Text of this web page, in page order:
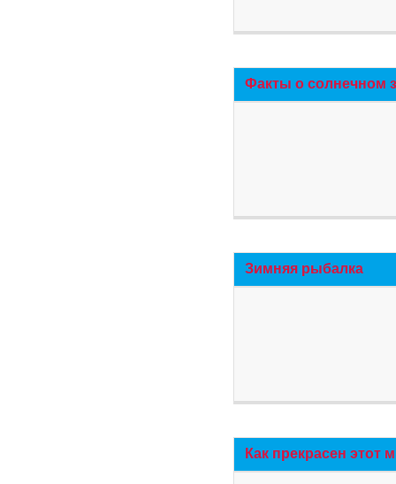
Факты о солнечном
Зимняя рыбалка
Как прекрасен этот